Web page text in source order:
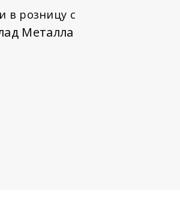
в розницу с
Металла